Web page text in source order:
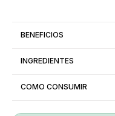
BENEFICIOS
INGREDIENTES
COMO CONSUMIR